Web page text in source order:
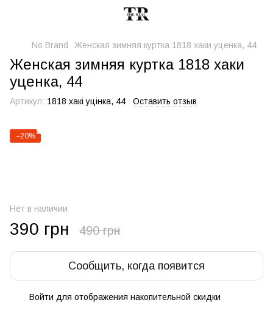
No Brand Женская зимняя куртка 1818 хаки уценка, 44
Женская зимняя куртка 1818 хаки
уценка, 44
Артикул: 1818 хакі уцінка, 44 Оставить отзыв
−20%
Нет в наличии
390 грн 490 грн
Сообщить, когда появится
Войти для отображения накопительной скидки